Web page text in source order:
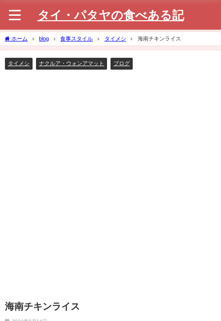
タイ・パタヤの食べある記
ホーム blog 食事スタイル タイメシ 海南チキンライス
タイメシ ナクルア・ウォンアマット ブログ
海南チキンライス